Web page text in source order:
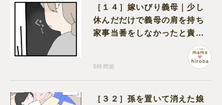
［１４］嫁いびり義母｜少し
休んだだけで義母の肩を持ち
家事当番をしなかったと責め
5時間前
［３２］孫を置いて消えた娘